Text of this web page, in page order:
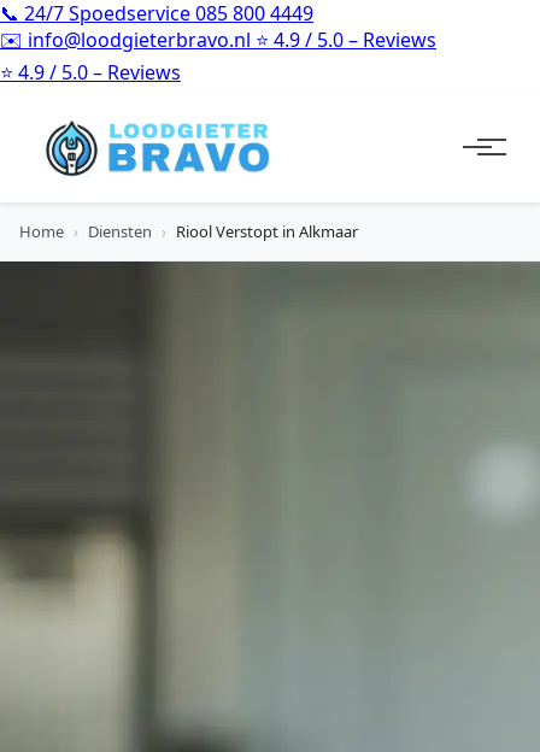
📞 24/7 Spoedservice085 800 4449
✉️ info@loodgieterbravo.nl ⭐ 4.9 / 5.0 – Reviews
⭐ 4.9 / 5.0 – Reviews
Home › Diensten › Riool Verstopt in Alkmaar